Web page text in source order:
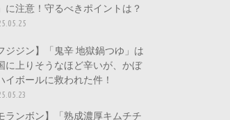
に注意！守るべきポイントは？
ジジン】「鬼辛 地獄鍋つゆ」は
に上りそうなほど辛いが、かぼ
イボールに救われた件！
ランボン】「熟成濃厚キムチチ